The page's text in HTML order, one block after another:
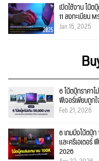
เปิดใช้งาน โน๊
11 ลงทะเบียน
Jan 15, 2025
6 โน้ตบุ๊กราคา
ฟีเจอร์เพียบถูก
Feb 21, 2026
6 เกมมิ่งโน้ตบุ๊
และครีเอเตอร์
2026